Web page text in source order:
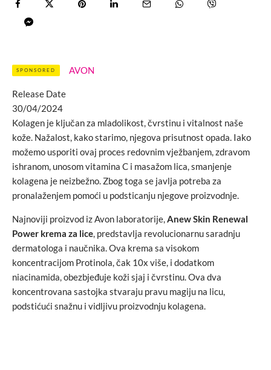
SPONSORED AVON
Release Date
30/04/2024
Kolagen je ključan za mladolikost, čvrstinu i vitalnost naše
kože. Nažalost, kako starimo, njegova prisutnost opada. Iako
možemo usporiti ovaj proces redovnim vježbanjem, zdravom
ishranom, unosom vitamina C i masažom lica, smanjenje
kolagena je neizbežno. Zbog toga se javlja potreba za
pronalaženjem pomoći u podsticanju njegove proizvodnje.
Najnoviji proizvod iz Avon laboratorije,Anew Skin Renewal
Power krema za lice, predstavlja revolucionarnu saradnju
dermatologa i naučnika. Ova krema sa visokom
koncentracijom Protinola, čak 10x više, i dodatkom
niacinamida, obezbjeđuje koži sjaj i čvrstinu. Ova dva
koncentrovana sastojka stvaraju pravu magiju na licu,
podstićući snažnu i vidljivu proizvodnju kolagena.